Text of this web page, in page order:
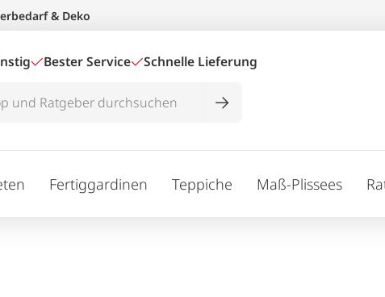
& Deko
Bester Service Schnelle Lieferung
Fertiggardinen Teppiche Maß-Plissees